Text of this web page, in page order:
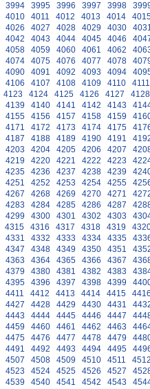
3994 3995 3996 3997 3998
4010 4011 4012 4013 4014
4026 4027 4028 4029 4030
4042 4043 4044 4045 4046
4058 4059 4060 4061 4062
4074 4075 4076 4077 4078
4090 4091 4092 4093 4094
4106 4107 4108 4109 4110
4111
4123 4124 4125 4126 4127
4128
4139 4140 4141 4142 4143
4155 4156 4157 4158 4159
4171 4172 4173 4174 4175
4187 4188 4189 4190 4191
4203 4204 4205 4206 4207
4219 4220 4221 4222 4223
4235 4236 4237 4238 4239
4251 4252 4253 4254 4255
4267 4268 4269 4270 4271
4283 4284 4285 4286 4287
4299 4300 4301 4302 4303
4315 4316 4317 4318 4319
4331 4332 4333 4334 4335
4347 4348 4349 4350 4351
4363 4364 4365 4366 4367
4379 4380 4381 4382 4383
4395 4396 4397 4398 4399
4411 4412 4413 4414 4415
4427 4428 4429 4430 4431
4443 4444 4445 4446 4447
4459 4460 4461 4462 4463
4475 4476 4477 4478 4479
4491 4492 4493 4494 4495
4507 4508 4509 4510 4511
4523 4524 4525 4526 4527
4539 4540 4541 4542 4543